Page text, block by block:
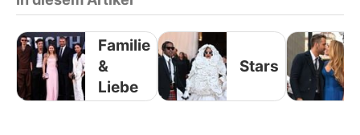
Familie
&
Liebe
Stars